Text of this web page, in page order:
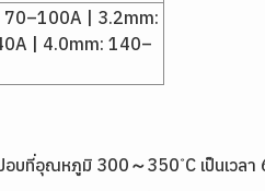
70–100A | 3.2mm:
| 4.0mm: 140–
อบที่อุณหภูมิ 300～350 ํC เป็นเวลา